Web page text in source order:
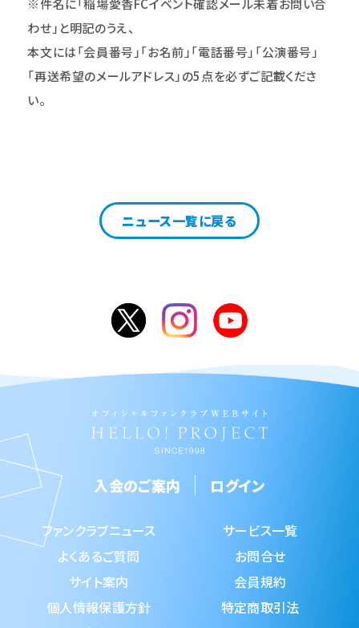
※件名に「稲場愛香FCイベント確認メール未着お問い合
わせ」と明記のうえ、
本文には「会員番号」「お名前」「電話番号」「公演番号」
「再送希望のメールアドレス」の5点を必ずご記載くださ
い。
ニュース一覧に戻る
入会のご案内 ログイン
ファンクラブニュース
サービス一覧
よくあるご質問
お問合せ
サイト案内
会員規約
個人情報保護方針
特定商取引法